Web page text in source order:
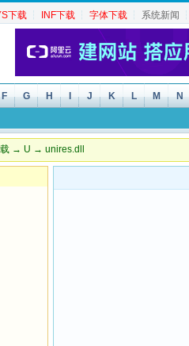
下载 ┆ INF下载 ┆ 字体下载 ┆ 系统新闻
F G H J K L M N
→ U → unires.dll